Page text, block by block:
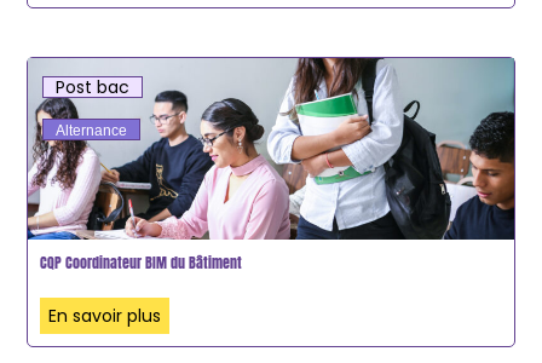
Post bac
Alternance
CQP Coordinateur BIM du Bâtiment
En savoir plus